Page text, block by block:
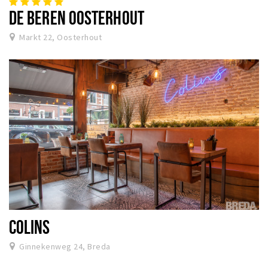
DE BEREN OOSTERHOUT
Markt 22, Oosterhout
COLINS
Ginnekenweg 24, Breda